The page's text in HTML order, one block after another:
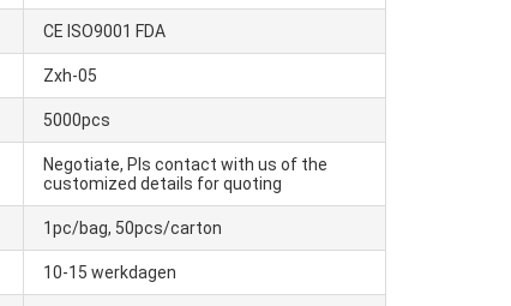
CE ISO9001 FDA
Zxh-05
5000pcs
Negotiate, Pls contact with us of the
customized details for quoting
1pc/bag, 50pcs/carton
10-15 werkdagen